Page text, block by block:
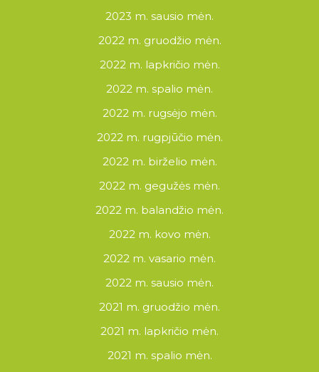
2023 m. sausio mėn.
2022 m. gruodžio mėn.
2022 m. lapkričio mėn.
2022 m. spalio mėn.
2022 m. rugsėjo mėn.
2022 m. rugpjūčio mėn.
2022 m. birželio mėn.
2022 m. gegužės mėn.
2022 m. balandžio mėn.
2022 m. kovo mėn.
2022 m. vasario mėn.
2022 m. sausio mėn.
2021 m. gruodžio mėn.
2021 m. lapkričio mėn.
2021 m. spalio mėn.